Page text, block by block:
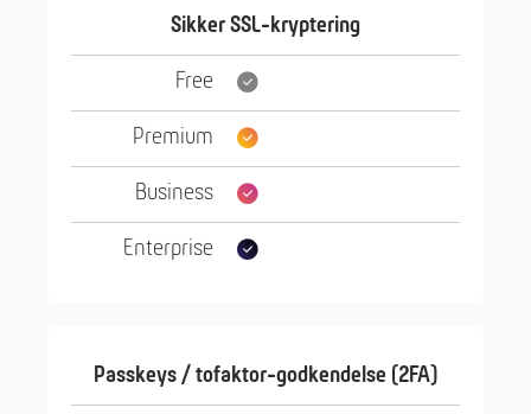
Sikker SSL-kryptering
Passkeys / tofaktor-godkendelse (2FA)